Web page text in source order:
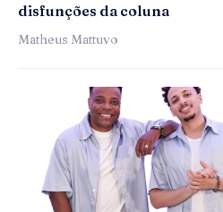
disfunções da coluna
Matheus Mattuvo